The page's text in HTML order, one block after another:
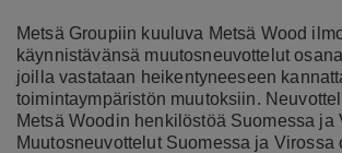
Metsä Groupiin kuuluva Metsä Wood
käynnistävänsä muutosneuvottelut
joilla vastataan heikentyneeseen
toimintaympäristön muutoksiin.
Metsä Woodin henkilöstöä Suomessa ja
Muutosneuvottelut Suomessa ja Virossa